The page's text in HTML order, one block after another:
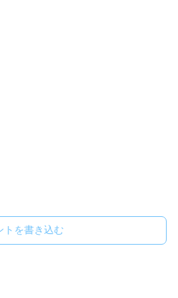
トを書き込む